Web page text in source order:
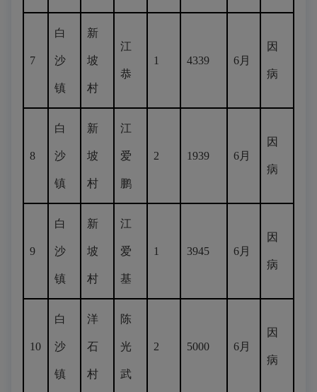
7
白
沙
镇
新
坡
村
江
恭
1 4339 6月
因
病
8
白
沙
镇
新
坡
村
江
爱
鹏
2 1939 6月
因
病
9
白
沙
镇
新
坡
村
江
爱
基
1 3945 6月
因
病
10
白
沙
镇
洋
石
村
陈
光
武
2 5000 6月
因
病